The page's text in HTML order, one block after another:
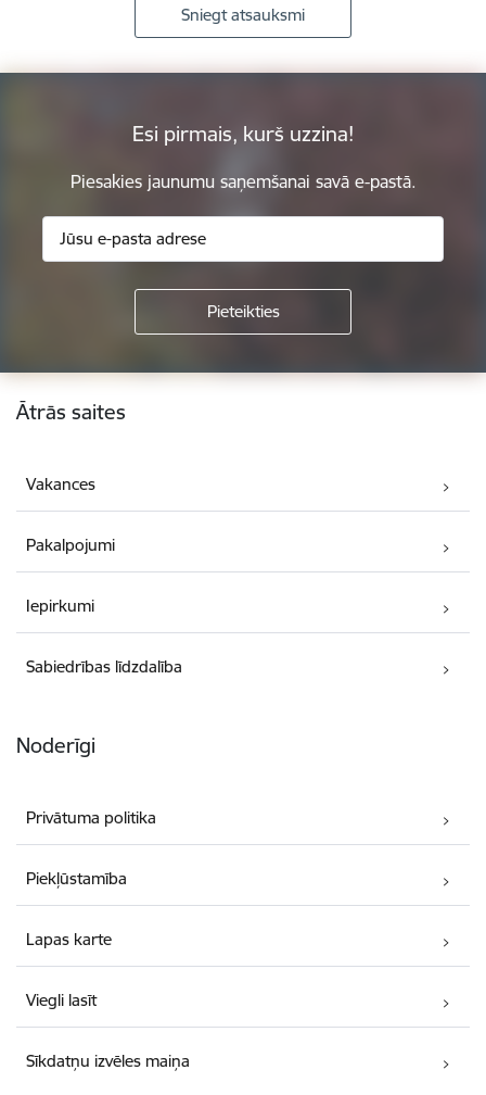
Sniegt atsauksmi
Esi pirmais, kurš uzzina!
Piesakies jaunumu saņemšanai savā e-pastā.
Kājene
Ātrās saites
Vakances
Pakalpojumi
Iepirkumi
Sabiedrības līdzdalība
Noderīgi
Privātuma politika
Piekļūstamība
Lapas karte
Viegli lasīt
Sīkdatņu izvēles maiņa